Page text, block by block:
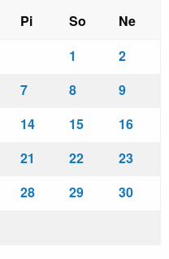
Pi So
Ne
1
2
7 8
9
14 15
16
21 22
23
28 29
30